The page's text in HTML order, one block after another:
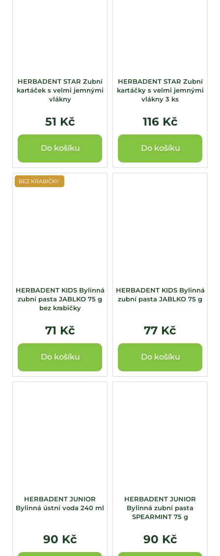
HERBADENT STAR Zubní
kartáček s velmi jemnými
vlákny
51 Kč
Do košíku
HERBADENT STAR Zubní
kartáčky s velmi jemnými
vlákny 3 ks
116 Kč
Do košíku
BEZ KRABIČKY
HERBADENT KIDS Bylinná
zubní pasta JABLKO 75 g
bez krabičky
71 Kč
Do košíku
HERBADENT KIDS Bylinná
zubní pasta JABLKO 75 g
77 Kč
Do košíku
HERBADENT JUNIOR
Bylinná ústní voda 240 ml
90 Kč
HERBADENT JUNIOR
Bylinná zubní pasta
SPEARMINT 75 g
90 Kč